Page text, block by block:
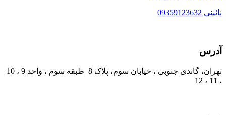
نائینی 09359123632
آدرس
تهران، گاندی جنوبی ، خیابان سوم، پلاک 8 طبقه سوم ، واحد 9 ، 10
، 11 ، 12